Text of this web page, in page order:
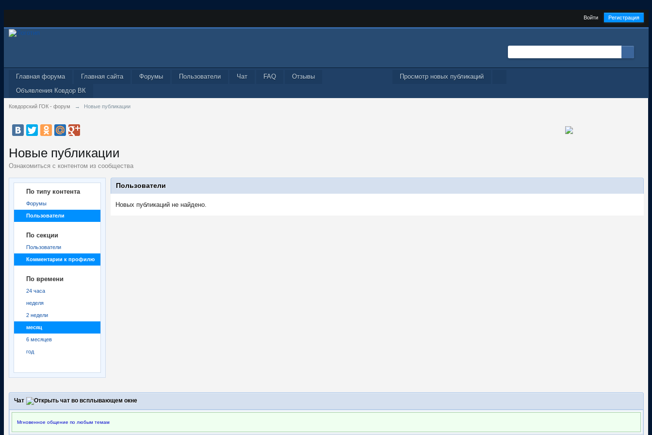
Войти Регистрация
Просмотр новых публикаций
Главная форума Главная сайта Форумы Пользователи Чат FAQ
Отзывы
Объявления Ковдор ВК
Ковдорский ГОК - форум → Новые публикации
Новые публикации
Ознакомиться с контентом из сообщества
По типу контента
Форумы
Пользователи
По секции
Пользователи
Комментарии к профилю
По времени
24 часа
неделя
2 недели
месяц
6 месяцев
год
Пользователи
Новых публикаций не найдено.
Чат
Мгновенное общение по любым темам